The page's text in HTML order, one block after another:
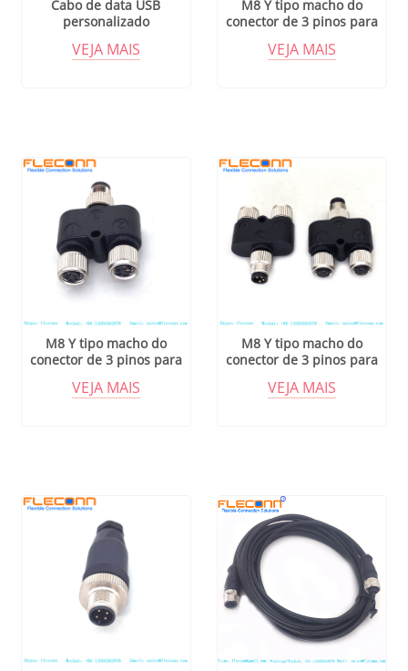
Cabo de data USB
personalizado
VEJA MAIS
M8 Y tipo macho do
conector de 3 pinos para
VEJA MAIS
M8 Y tipo macho do
conector de 3 pinos para
VEJA MAIS
M8 Y tipo macho do
conector de 3 pinos para
VEJA MAIS